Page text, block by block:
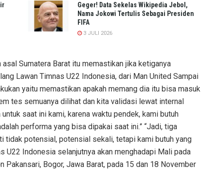
Geger! Data Sekelas Wikipedia Jebol,
Nama Jokowi Tertulis Sebagai Presiden
FIFA
3 JULI 2026
Sumatera Barat itu memastikan jika ketiganya
Lawan Timnas U22 Indonesia, dari Man United Sampai
yaitu memastikan apakah memang dia itu bisa masuk
tes semuanya dilihat dan kita validasi lewat internal
saat ini kami, karena waktu pendek, kami butuh
performa yang bisa dipakai saat ini.” “Jadi, tiga
tidak potensial, potensial sekali, tetapi kami butuh yang
U22 Indonesia selanjutnya akan menghadapi Mali pada
Pakansari, Bogor, Jawa Barat, pada 15 dan 18 November